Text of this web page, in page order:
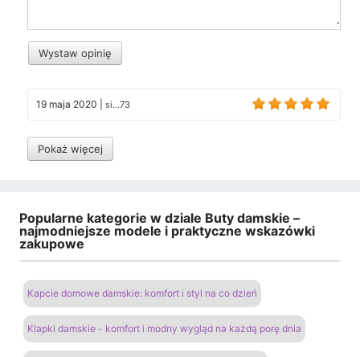
Wystaw opinię
19 maja 2020 si...73
Pokaż więcej
Popularne kategorie w dziale Buty damskie –
najmodniejsze modele i praktyczne wskazówki
zakupowe
Kapcie domowe damskie: komfort i styl na co dzień
Klapki damskie - komfort i modny wygląd na każdą porę dnia